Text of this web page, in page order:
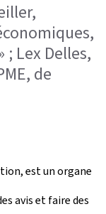
Lex Delles,
de
est un organe
avis et faire des